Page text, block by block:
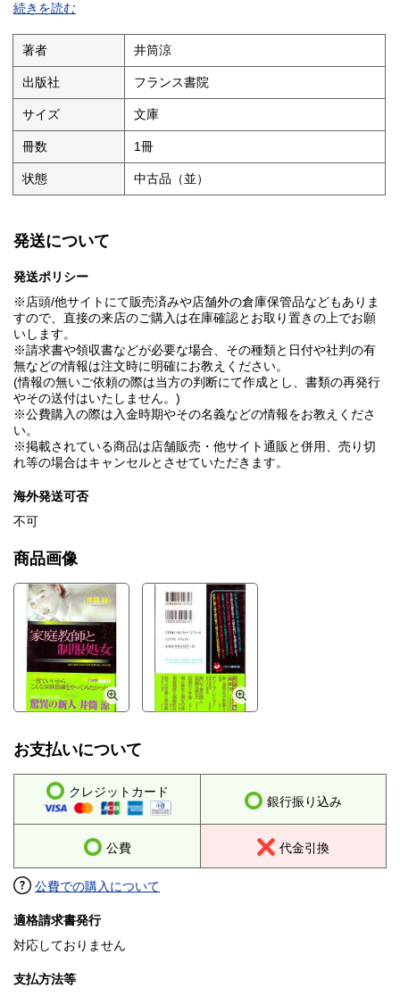
続きを読む
著者 井筒涼
出版社 フランス書院
サイズ 文庫
冊数 1冊
状態 中古品（並）
発送について
発送ポリシー
※店頭/他サイトにて販売済みや店舗外の倉庫保管品などもありま
すので、直接の来店のご購入は在庫確認とお取り置きの上でお願
いします。
※請求書や領収書などが必要な場合、その種類と日付や社判の有
無などの情報は注文時に明確にお教えください。
(情報の無いご依頼の際は当方の判断にて作成とし、書類の再発行
やその送付はいたしません。)
※公費購入の際は入金時期やその名義などの情報をお教えくださ
い。
※掲載されている商品は店舗販売・他サイト通販と併用、売り切
れ等の場合はキャンセルとさせていただきます。
海外発送可否
不可
商品画像
お支払いについて
クレジットカード
銀行振り込み
公費 代金引換
公費での購入について
適格請求書発行
対応しておりません
支払方法等